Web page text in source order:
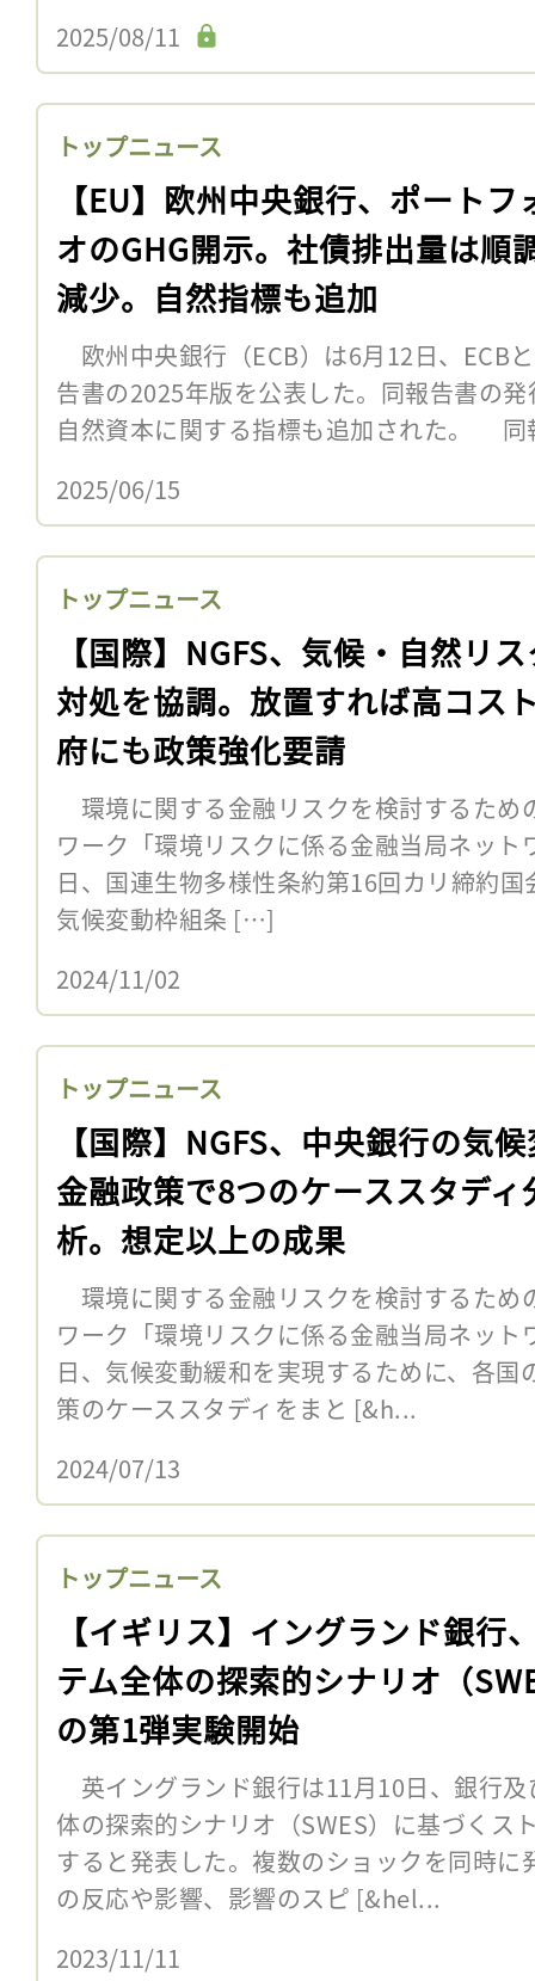
2025/08/11
トップニュース
【EU】欧州中央銀行、ポートフ
オのGHG開示。社債排出量は順
減少。自然指標も追加
欧州中央銀行（ECB）は6月12日、ECB
告書の2025年版を公表した。同報告書の
自然資本に関する指標も追加された。 同
2025/06/15
トップニュース
【国際】NGFS、気候・自然リ
対処を協調。放置すれば高コス
府にも政策強化要請
環境に関する金融リスクを検討するため
ワーク「環境リスクに係る金融当局ネット
日、国連生物多様性条約第16回カリ締約国
気候変動枠組条 […]
2024/11/02
トップニュース
【国際】NGFS、中央銀行の気
金融政策で8つのケーススタディ
析。想定以上の成果
環境に関する金融リスクを検討するため
ワーク「環境リスクに係る金融当局ネット
日、気候変動緩和を実現するために、各
策のケーススタディをまと [&h...
2024/07/13
トップニュース
【イギリス】イングランド銀行
テム全体の探索的シナリオ（
の第1弾実験開始
英イングランド銀行は11月10日、銀行
体の探索的シナリオ（SWES）に基づくス
すると発表した。複数のショックを同時
の反応や影響、影響のスピ [&hel...
2023/11/11